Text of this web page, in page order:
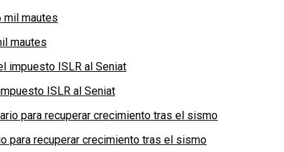
mautes
ISLR al Seniat
para recuperar crecimiento tras el sismo